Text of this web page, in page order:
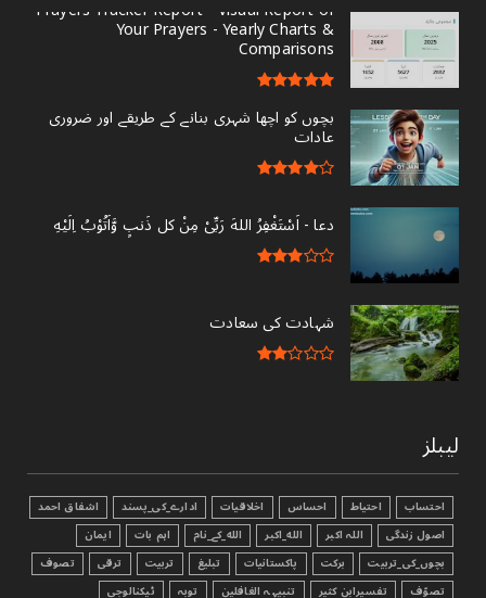
Prayers Tracker Report - Visual Report of
Your Prayers - Yearly Charts &
Comparisons
بچوں کو اچھا شہری بنانے کے طریقے اور ضروری
عادات
دعا - ‎اَسْتَغْفِرُ اللهَ رَبِّىْ مِنْ کل ذَنبٍ وَّاَتُوْبُ اِلَيْهِ
شہادت کی سعادت
لیبلز
احتساب احتیاط احساس اخلاقیات ادارے_کی_پسند
اشفاق احمد
اصول زندگی
اللہ اکبر الله_اکبر الله_کے_نام اہم بات
ایمان
بچوں_کی_تربیت
برکت پاکستانیات تبليغ تربیت ترقی
تصوف
تصوّف
تفسیرابن کثیر تنبیہہ الغافلین توبہ ٹیکنالوجی